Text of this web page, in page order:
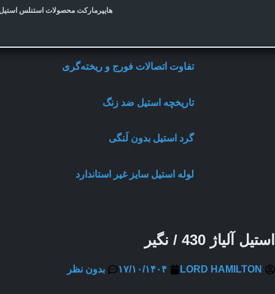
هایپرمارکت محصولات استنلس استیل
تفاوت اتصالات فورج و ریخته‌گری
تاریخچه استیل ضد زنگ
گرد استیل بدون لَنگی
لوله استیل سایز غیر استاندارد
آلیاژ 430 / نگیر
LORD HAMILTON ۱۷/۱۰/۱۴۰۴ بدون نظر